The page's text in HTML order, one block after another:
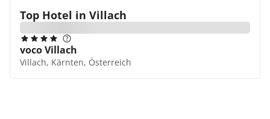
Top Hotel in Villach
voco Villach
Villach, Kärnten, Österreich